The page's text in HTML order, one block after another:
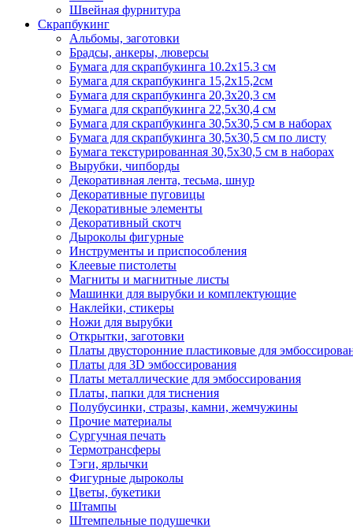
Швейная фурнитура
Скрапбукинг
Альбомы, заготовки
Брадсы, анкеры, люверсы
Бумага для скрапбукинга 10.2х15.3 см
Бумага для скрапбукинга 15,2х15,2см
Бумага для скрапбукинга 20,3х20,3 см
Бумага для скрапбукинга 22,5х30,4 см
Бумага для скрапбукинга 30,5х30,5 см в наборах
Бумага для скрапбукинга 30,5х30,5 см по листу
Бумага текстурированная 30,5х30,5 см в наборах
Вырубки, чипборды
Декоративная лента, тесьма, шнур
Декоративные пуговицы
Декоративные элементы
Декоративный скотч
Дыроколы фигурные
Инструменты и приспособления
Клеевые пистолеты
Магниты и магнитные листы
Машинки для вырубки и комплектующие
Наклейки, стикеры
Ножи для вырубки
Открытки, заготовки
Платы двусторонние пластиковые для
Платы для 3D эмбоссирования
Платы металлические для эмбоссирования
Платы, папки для тиснения
Полубусинки, стразы, камни, жемчужины
Прочие материалы
Сургучная печать
Термотрансферы
Тэги, ярлычки
Фигурные дыроколы
Цветы, букетики
Штампы
Штемпельные подушечки